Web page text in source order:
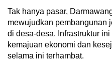
Tak hanya pasar,
mewujudkan pembangunan
di desa-desa. Infrastruktur
kemajuan ekonomi dan
selama ini terhambat.